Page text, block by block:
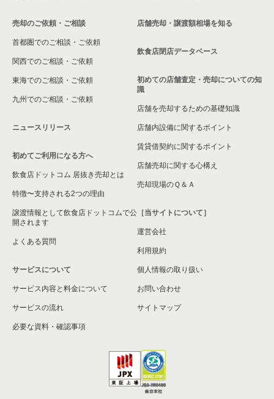
売却のご依頼・ご相談
首都圏でのご相談・ご依頼
関西でのご相談・ご依頼
東海でのご相談・ご依頼
九州でのご相談・ご依頼
ニュースリリース
初めてご利用になる方へ
飲食店ドットコム 居抜き売却とは
特徴〜支持される2つの理由
譲渡情報として飲食店ドットコムで公
開されます
よくある質問
サービスについて
サービス内容と料金について
サービスの流れ
必要な資料・確認事項
店舗売却・譲渡額相場を知る
飲食店閉店データベース
初めての店舗査定・売却についての知
識
店舗を売却するための基礎知識
店舗内設備に関するポイント
賃貸借契約に関するポイント
店舗売却に関する心構え
売却現場のＱ＆Ａ
［当サイトについて］
運営会社
利用規約
個人情報の取り扱い
お問い合わせ
サイトマップ